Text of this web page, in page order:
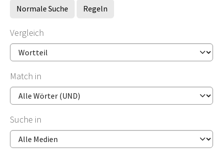
Normale Suche Regeln
Vergleich
Match in
Suche in